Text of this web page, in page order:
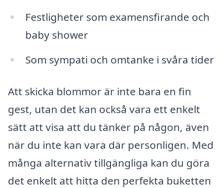
Festligheter som examensfirande och
baby shower
Som sympati och omtanke i svåra tider
Att skicka blommor är inte bara en fin
gest, utan det kan också vara ett enkelt
sätt att visa att du tänker på någon, även
när du inte kan vara där personligen. Med
många alternativ tillgängliga kan du göra
det enkelt att hitta den perfekta buketten